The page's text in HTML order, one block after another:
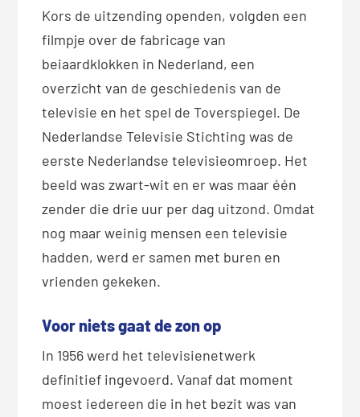
Kors de uitzending openden, volgden een
filmpje over de fabricage van
beiaardklokken in Nederland, een
overzicht van de geschiedenis van de
televisie en het spel de Toverspiegel. De
Nederlandse Televisie Stichting was de
eerste Nederlandse televisieomroep. Het
beeld was zwart-wit en er was maar één
zender die drie uur per dag uitzond. Omdat
nog maar weinig mensen een televisie
hadden, werd er samen met buren en
vrienden gekeken.
Voor niets gaat de zon op
In 1956 werd het televisienetwerk
definitief ingevoerd. Vanaf dat moment
moest iedereen die in het bezit was van